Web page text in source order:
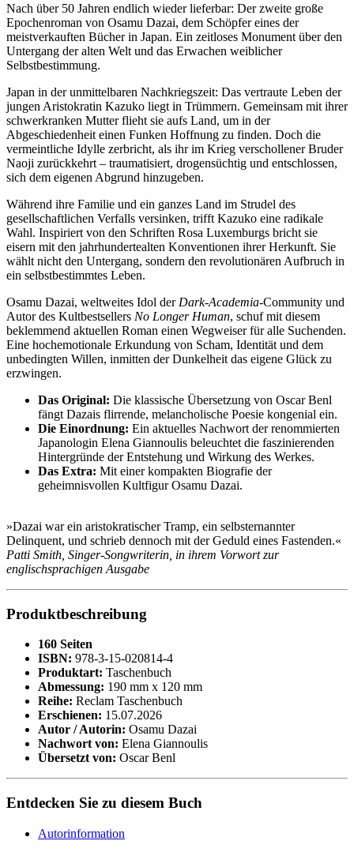
Nach über 50 Jahren endlich wieder lieferbar: Der zweite große
Epochenroman von Osamu Dazai, dem Schöpfer eines der
meistverkauften Bücher in Japan. Ein zeitloses Monument über den
Untergang der alten Welt und das Erwachen weiblicher
Selbstbestimmung.
Japan in der unmittelbaren Nachkriegszeit: Das vertraute Leben der
jungen Aristokratin Kazuko liegt in Trümmern. Gemeinsam mit ihrer
schwerkranken Mutter flieht sie aufs Land, um in der
Abgeschiedenheit einen Funken Hoffnung zu finden. Doch die
vermeintliche Idylle zerbricht, als ihr im Krieg verschollener Bruder
Naoji zurückkehrt – traumatisiert, drogensüchtig und entschlossen,
sich dem eigenen Abgrund hinzugeben.
Während ihre Familie und ein ganzes Land im Strudel des
gesellschaftlichen Verfalls versinken, trifft Kazuko eine radikale
Wahl. Inspiriert von den Schriften Rosa Luxemburgs bricht sie
eisern mit den jahrhundertealten Konventionen ihrer Herkunft. Sie
wählt nicht den Untergang, sondern den revolutionären Aufbruch in
ein selbstbestimmtes Leben.
Osamu Dazai, weltweites Idol der Dark-Academia-Community und
Autor des Kultbestsellers No Longer Human, schuf mit diesem
beklemmend aktuellen Roman einen Wegweiser für alle Suchenden.
Eine hochemotionale Erkundung von Scham, Identität und dem
unbedingten Willen, inmitten der Dunkelheit das eigene Glück zu
erzwingen.
Das Original: Die klassische Übersetzung von Oscar Benl
fängt Dazais flirrende, melancholische Poesie kongenial ein.
Die Einordnung: Ein aktuelles Nachwort der renommierten
Japanologin Elena Giannoulis beleuchtet die faszinierenden
Hintergründe der Entstehung und Wirkung des Werkes.
Das Extra: Mit einer kompakten Biografie der
geheimnisvollen Kultfigur Osamu Dazai.
»Dazai war ein aristokratischer Tramp, ein selbsternannter
Delinquent, und schrieb dennoch mit der Geduld eines Fastenden.«
Patti Smith, Singer-Songwriterin, in ihrem Vorwort zur
englischsprachigen Ausgabe
Produktbeschreibung
160 Seiten
ISBN: 978-3-15-020814-4
Produktart: Taschenbuch
Abmessung: 190 mm x 120 mm
Reihe: Reclam Taschenbuch
Erschienen: 15.07.2026
Autor / Autorin: Osamu Dazai
Nachwort von: Elena Giannoulis
Übersetzt von: Oscar Benl
Entdecken Sie zu diesem Buch
Autorinformation